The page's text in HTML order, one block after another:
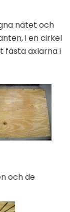
nätet och
i en cirkel
fästa axlarna i
och de